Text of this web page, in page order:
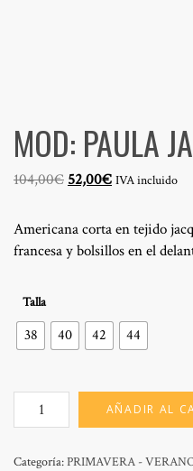
MOD: PAULA
104,00€ El
original
era:
104,00€.
52,00€El
actual
es:
IVA incluido
Americana corta en tejido
francesa y bolsillos en el
Talla
38 40 42 44
PAULA
cantidad
AÑADIR AL
Categoría:PRIMAVERA -